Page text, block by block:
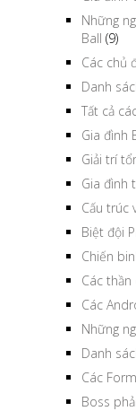
Những
Ball (9)
Các chủ
Danh
Tất cả
Gia đình
Giải trí
Gia đình
Cấu trúc
Biệt đội
Chiến
Các
Các
Những
Danh
Các
Boss